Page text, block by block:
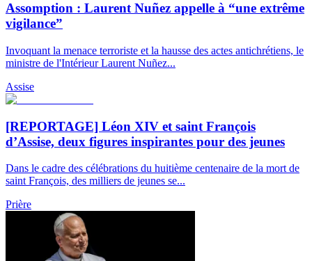
Assomption : Laurent Nuñez appelle à “une extrême
vigilance”
Invoquant la menace terroriste et la hausse des actes antichrétiens, le
ministre de l'Intérieur Laurent Nuñez...
Assise
[REPORTAGE] Léon XIV et saint François
d’Assise, deux figures inspirantes pour des jeunes
Dans le cadre des célébrations du huitième centenaire de la mort de
saint François, des milliers de jeunes se...
Prière